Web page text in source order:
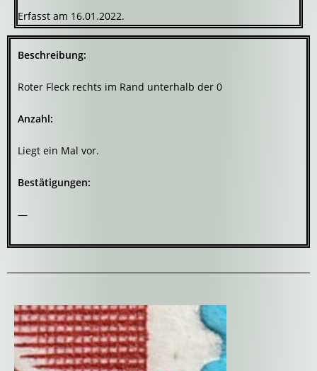
Erfasst am 16.01.2022.
Beschreibung:
Roter Fleck rechts im Rand unterhalb der 0
Anzahl:
Liegt ein Mal vor.
Bestätigungen:
—